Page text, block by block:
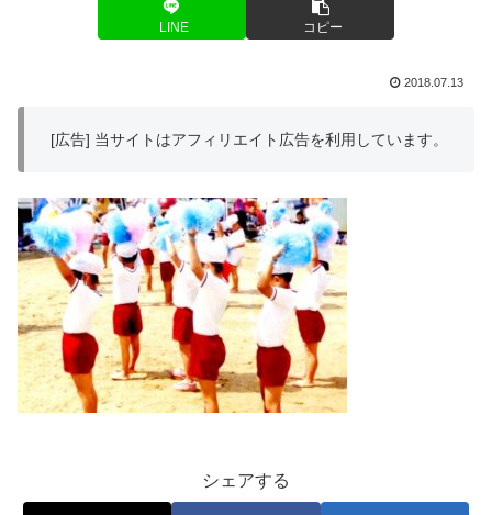
LINE コピー
2018.07.13
[広告] 当サイトはアフィリエイト広告を利用しています。
シェアする